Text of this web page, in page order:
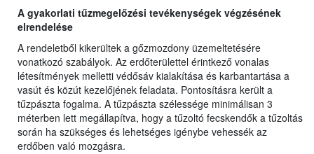
A gyakorlati tűzmegelőzési tevékenységek végzésének
elrendelése
A rendeletből kikerültek a gőzmozdony üzemeltetésére
vonatkozó szabályok. Az erdőterülettel érintkező vonalas
létesítmények melletti védősáv kialakítása és karbantartása a
vasút és közút kezelőjének feladata. Pontosításra került a
tűzpászta fogalma. A tűzpászta szélessége minimálisan 3
méterben lett megállapítva, hogy a tűzoltó fecskendők a tűzoltás
során ha szükséges és lehetséges igénybe vehessék az
erdőben való mozgásra.